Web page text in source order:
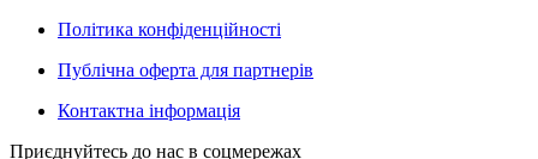
Політика конфіденційності
Публічна оферта для партнерів
Контактна інформація
Приєднуйтесь до нас в соцмережах